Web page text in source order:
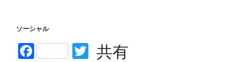
ソーシャル
F
T共有